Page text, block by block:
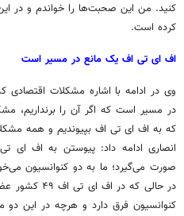
کنید. من این صحبت‌ها را خواندم و در
کرده است.
اف ای تی اف یک مانع در مسیر است
وی در ادامه با اشاره مشکلات
در مسیر است که اگر آن را برنداریم،
که به اف ای تی اف بپیوندیم و همه
انصاری ادامه داد: پیوستن به اف ای
صورت می‌گیرد؛ ما به دو کنوانسیون
در حالی که
کنوانسیون فرق دارد و هرچه در این